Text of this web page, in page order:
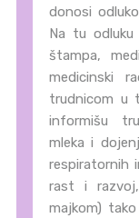
donosi
Na tu odluku
štampa,
medicinski
trudnicom u
informišu
mleka i
respiratornih
rast i
majkom)